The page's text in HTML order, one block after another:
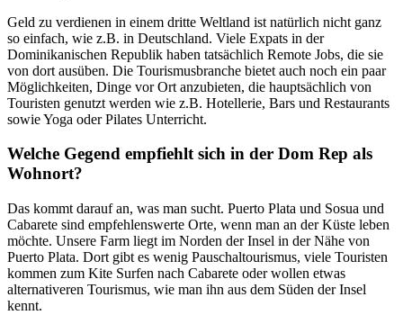
Geld zu verdienen in einem dritte Weltland ist natürlich nicht ganz
so einfach, wie z.B. in Deutschland. Viele Expats in der
Dominikanischen Republik haben tatsächlich Remote Jobs, die sie
von dort ausüben. Die Tourismusbranche bietet auch noch ein paar
Möglichkeiten, Dinge vor Ort anzubieten, die hauptsächlich von
Touristen genutzt werden wie z.B. Hotellerie, Bars und Restaurants
sowie Yoga oder Pilates Unterricht.
Welche Gegend empfiehlt sich in der Dom Rep als
Wohnort?
Das kommt darauf an, was man sucht. Puerto Plata und Sosua und
Cabarete sind empfehlenswerte Orte, wenn man an der Küste leben
möchte. Unsere Farm liegt im Norden der Insel in der Nähe von
Puerto Plata. Dort gibt es wenig Pauschaltourismus, viele Touristen
kommen zum Kite Surfen nach Cabarete oder wollen etwas
alternativeren Tourismus, wie man ihn aus dem Süden der Insel
kennt.